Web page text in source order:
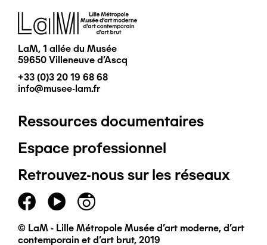
Image
LaM, 1 allée du Musée
59650 Villeneuve d'Ascq
+33 (0)3 20 19 68 68
info@musee-lam.fr
Pied
de
page
principal
Ressources documentaires
Espace professionnel
Retrouvez-nous sur les réseaux
© LaM - Lille Métropole Musée d'art moderne, d'art
contemporain et d'art brut, 2019